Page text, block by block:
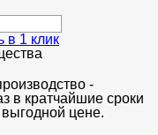
в 1 клик
-
в кратчайшие сроки
цене.